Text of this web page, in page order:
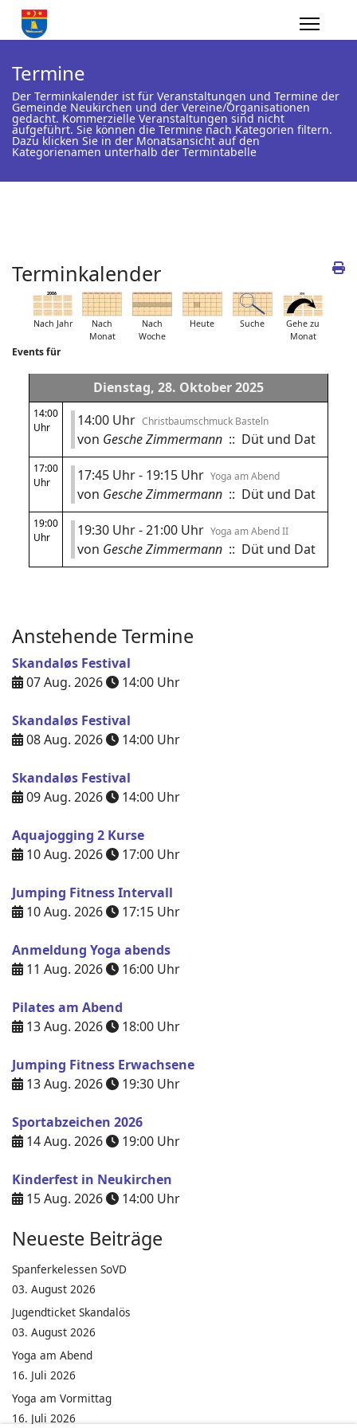
Termine
Der Terminkalender ist für Veranstaltungen und Termine der
Gemeinde Neukirchen und der Vereine/Organisationen
gedacht. Kommerzielle Veranstaltungen sind nicht
aufgeführt. Sie können die Termine nach Kategorien filtern.
Dazu klicken Sie in der Monatsansicht auf den
Kategorienamen unterhalb der Termintabelle
Terminkalender
Nach Jahr
Nach
Monat
Nach
Woche
Heute Suche
Gehe zu
Monat
Events für
Dienstag, 28. Oktober 2025
14:00
Uhr
14:00 Uhr Christbaumschmuck Basteln
von Gesche Zimmermann :: Düt und Dat
17:00
Uhr
17:45 Uhr - 19:15 Uhr Yoga am Abend
von Gesche Zimmermann :: Düt und Dat
19:00
Uhr
19:30 Uhr - 21:00 Uhr Yoga am Abend II
von Gesche Zimmermann :: Düt und Dat
Anstehende Termine
Skandaløs Festival
07 Aug. 2026
14:00 Uhr
Skandaløs Festival
08 Aug. 2026
14:00 Uhr
Skandaløs Festival
09 Aug. 2026
14:00 Uhr
Aquajogging 2 Kurse
10 Aug. 2026
17:00 Uhr
Jumping Fitness Intervall
10 Aug. 2026
17:15 Uhr
Anmeldung Yoga abends
11 Aug. 2026
16:00 Uhr
Pilates am Abend
13 Aug. 2026
18:00 Uhr
Jumping Fitness Erwachsene
13 Aug. 2026
19:30 Uhr
Sportabzeichen 2026
14 Aug. 2026
19:00 Uhr
Kinderfest in Neukirchen
15 Aug. 2026
14:00 Uhr
Neueste Beiträge
Spanferkelessen SoVD
03. August 2026
Jugendticket Skandalös
03. August 2026
Yoga am Abend
16. Juli 2026
Yoga am Vormittag
16. Juli 2026